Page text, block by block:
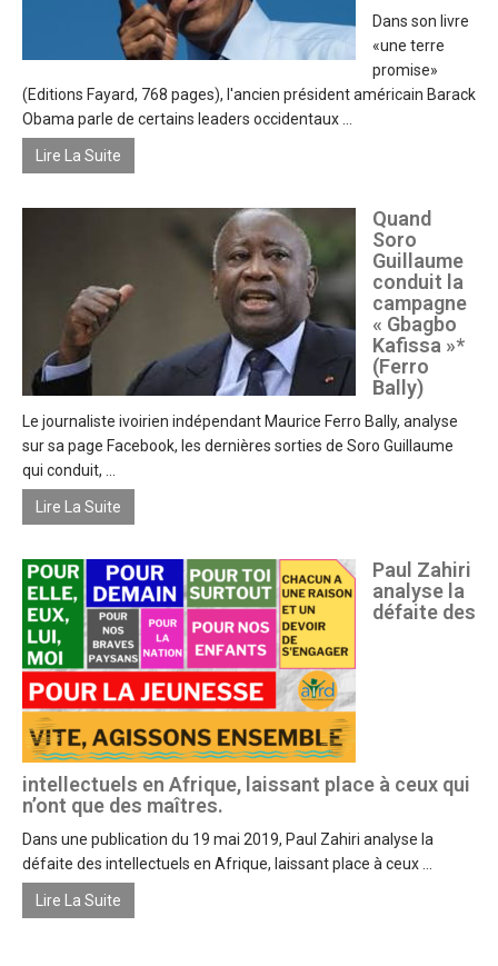
Dans son livre
«une terre
promise»
(Editions Fayard, 768 pages), l'ancien président américain Barack
Obama parle de certains leaders occidentaux ...
Lire La Suite
Quand
Soro
Guillaume
conduit la
campagne
« Gbagbo
Kafissa »*
(Ferro
Bally)
Le journaliste ivoirien indépendant Maurice Ferro Bally, analyse
sur sa page Facebook, les dernières sorties de Soro Guillaume
qui conduit, ...
Lire La Suite
Paul Zahiri
analyse la
défaite des
intellectuels en Afrique, laissant place à ceux qui
n’ont que des maîtres.
Dans une publication du 19 mai 2019, Paul Zahiri analyse la
défaite des intellectuels en Afrique, laissant place à ceux ...
Lire La Suite